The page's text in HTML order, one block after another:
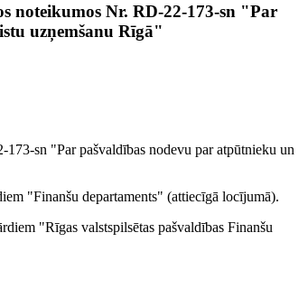
noteikumos Nr. RD-22-173-sn "Par
uzņemšanu Rīgā"
sn "Par pašvaldības nodevu par atpūtnieku un
"Finanšu departaments" (attiecīgā locījumā).
"Rīgas valstspilsētas pašvaldības Finanšu